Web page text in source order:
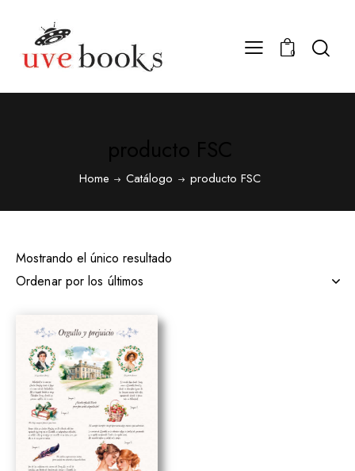
0
Home Catálogo producto FSC
Mostrando el único resultado